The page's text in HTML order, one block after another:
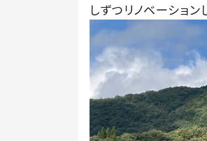
しずつリノベーション